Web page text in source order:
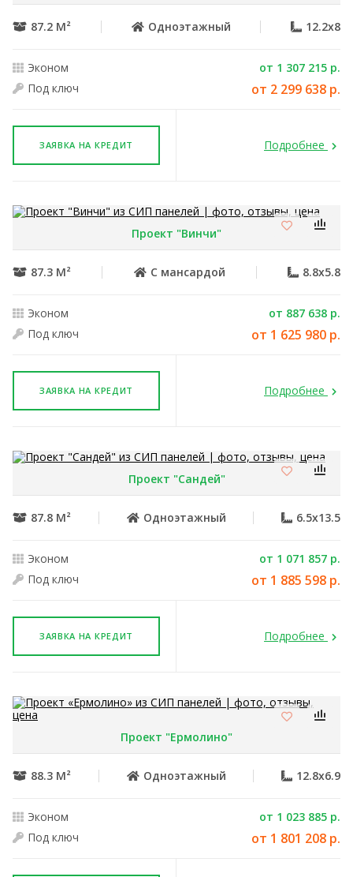
87.2 М² Одноэтажный 12.2x8
Эконом
от 1 307 215 р.
Под ключ
от 2 299 638 р.
ЗАЯВКА НА КРЕДИТ Подробнее
Проект "Винчи"
87.3 М² С мансардой 8.8x5.8
Эконом
от 887 638 р.
Под ключ
от 1 625 980 р.
ЗАЯВКА НА КРЕДИТ Подробнее
Проект "Сандей"
87.8 М² Одноэтажный 6.5x13.5
Эконом
от 1 071 857 р.
Под ключ
от 1 885 598 р.
ЗАЯВКА НА КРЕДИТ Подробнее
Проект "Ермолино"
88.3 М² Одноэтажный 12.8x6.9
Эконом
от 1 023 885 р.
Под ключ
от 1 801 208 р.